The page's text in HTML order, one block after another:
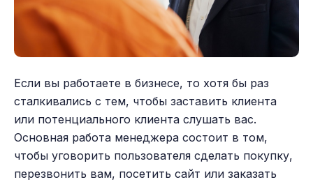
Если вы работаете в бизнесе, то хотя бы раз
сталкивались с тем, чтобы заставить клиента
или потенциального клиента слушать вас.
Основная работа менеджера состоит в том,
чтобы уговорить пользователя сделать покупку,
перезвонить вам, посетить сайт или заказать